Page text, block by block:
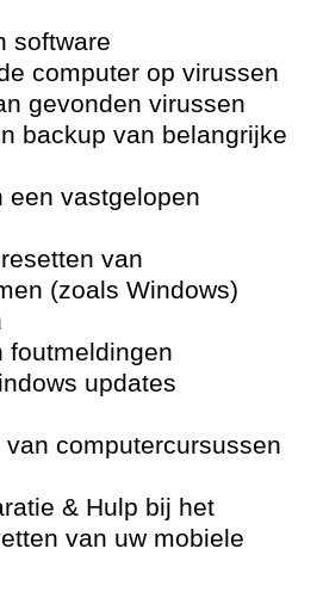
software
computer op virussen
gevonden virussen
backup van belangrijke
een vastgelopen
van
(zoals Windows)
foutmeldingen
updates
computercursussen
& Hulp bij het
van uw mobiele